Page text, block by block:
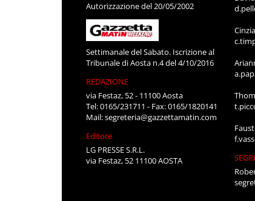
Autorizzazione del 20/05/2002
Settimanale del Sabato. Iscrizione al
Tribunale di Aosta n.4 del 4/10/2016
REDAZIONE
via Festaz, 52 - 11100 Aosta
Tel: 0165/231711 - Fax: 0165/1820141
Mail:segreteria@gazzettamatin.com
Editore
LG PRESSE S.R.L.
via Festaz, 52 11100 AOSTA